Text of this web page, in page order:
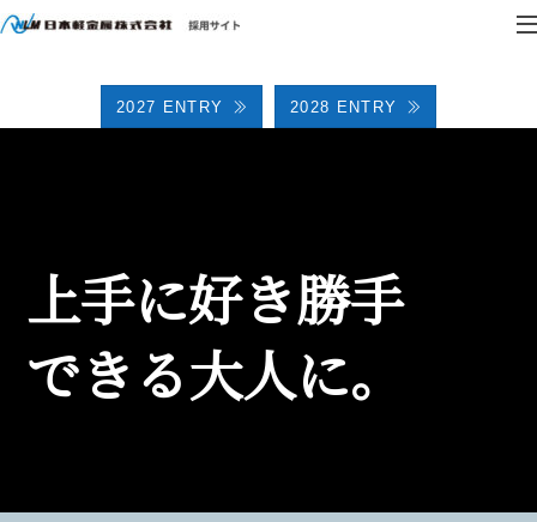
2027 ENTRY 2028 ENTRY
上手に好き勝手
できる大人に。